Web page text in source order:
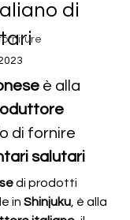
di
è alla
di fornire
salutari
di prodotti
in Shinjuku , è alla